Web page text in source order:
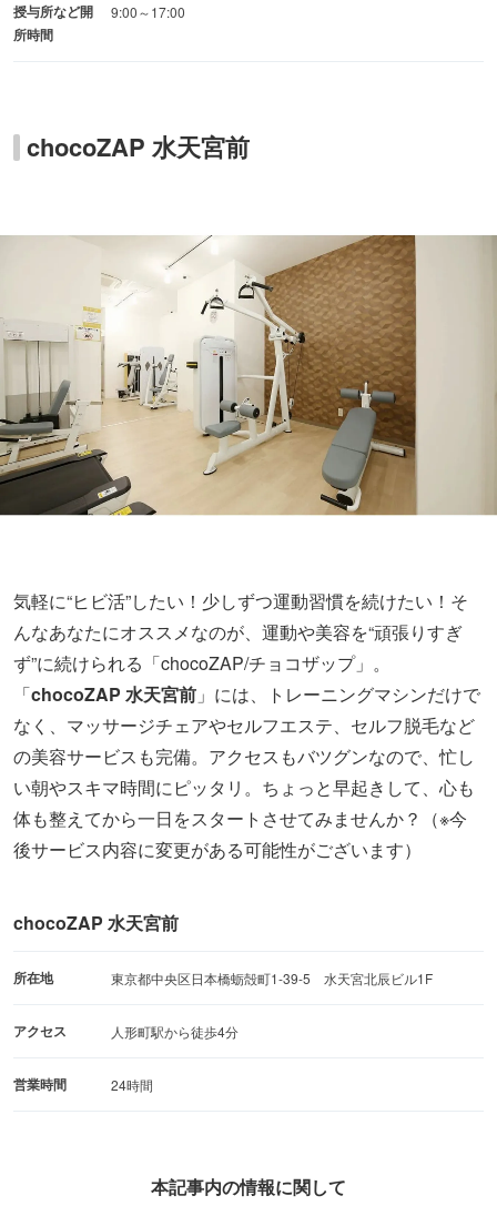
授与所など開
所時間
9:00～17:00
chocoZAP 水天宮前
気軽に“ヒビ活”したい！少しずつ運動習慣を続けたい！そ
んなあなたにオススメなのが、運動や美容を“頑張りすぎ
ず”に続けられる「chocoZAP/チョコザップ」。
「chocoZAP 水天宮前 」には、トレーニングマシンだけで
なく、マッサージチェアやセルフエステ、セルフ脱毛など
の美容サービスも完備。アクセスもバツグンなので、忙し
い朝やスキマ時間にピッタリ。ちょっと早起きして、心も
体も整えてから一日をスタートさせてみませんか？（※今
後サービス内容に変更がある可能性がございます）
chocoZAP 水天宮前
所在地 東京都中央区日本橋蛎殻町1-39-5 水天宮北辰ビル1F
アクセス 人形町駅から徒歩4分
営業時間 24時間
本記事内の情報に関して